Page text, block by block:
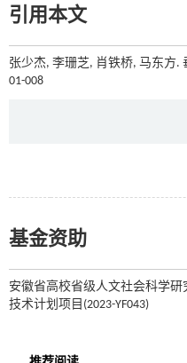
引用本文
张少杰, 李珊芝, 肖铁桥, 马东方.
01-008
基金资助
安徽省高校省级人文社会科学研
技术计划项目(2023-YF043)